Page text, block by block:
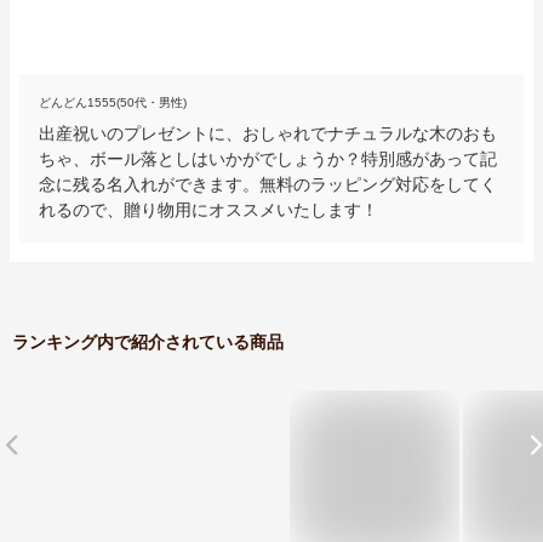
どんどん1555(50代・男性)
出産祝いのプレゼントに、おしゃれでナチュラルな木のおも
ちゃ、ボール落としはいかがでしょうか？特別感があって記
念に残る名入れができます。無料のラッピング対応をしてく
れるので、贈り物用にオススメいたします！
ランキング内で紹介されている商品